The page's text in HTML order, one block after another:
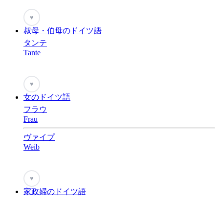
♥
叔母・伯母のドイツ語
タンテ
Tante
♥
女のドイツ語
フラウ
Frau
ヴァイプ
Weib
♥
家政婦のドイツ語